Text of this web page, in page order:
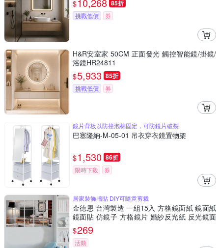
$10,268 85折
挑戰低價 券
H&R安室家 50CM 正面發光 觸控智能鏡/掛鏡/
浴鏡HR24811
$5,933 85折
挑戰低價 券
鏡片背板以防撞泡棉固定，可防鏡片破裂
巴塞隆納-M-05-01 吊衣穿衣鏡置物架
$1,530 86折
限時下殺 券
居家裝飾牆貼 DIY可隨意剪裁
金德恩 台灣製造 一組15入 方格鏡面紙 鏡面紙
鏡面貼 仿鏡子 方格鏡片 婚紗反光紙 反光鏡面
軟鏡片 裝飾鏡
$269
活動